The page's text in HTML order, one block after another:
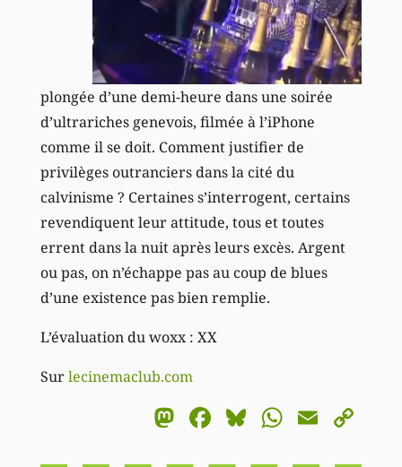
plongée d’une demi-heure dans une soirée
d’ultrariches genevois, filmée à l’iPhone
comme il se doit. Comment justifier de
privilèges outranciers dans la cité du
calvinisme ? Certaines s’interrogent, certains
revendiquent leur attitude, tous et toutes
errent dans la nuit après leurs excès. Argent
ou pas, on n’échappe pas au coup de blues
d’une existence pas bien remplie.
L’évaluation du woxx : XX
Surlecinemaclub.com
Mastodon
Facebook
BlueskyEmail